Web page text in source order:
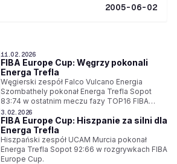
2005-06-02
11.02.2026
FIBA Europe Cup: Węgrzy pokonali
Energa Trefla
Węgierski zespół Falco Vulcano Energia
Szombathely pokonał Energa Trefla Sopot
83:74 w ostatnim meczu fazy TOP16 FIBA
Europe Cup.
3.02.2026
FIBA Europe Cup: Hiszpanie za silni dla
Energa Trefla
Hiszpański zespół UCAM Murcia pokonał
Energa Trefla Sopot 92:66 w rozgrywkach FIBA
Europe Cup.